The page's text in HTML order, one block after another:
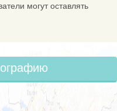
могут оставлять